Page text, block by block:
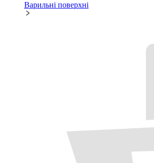
Варильні поверхні